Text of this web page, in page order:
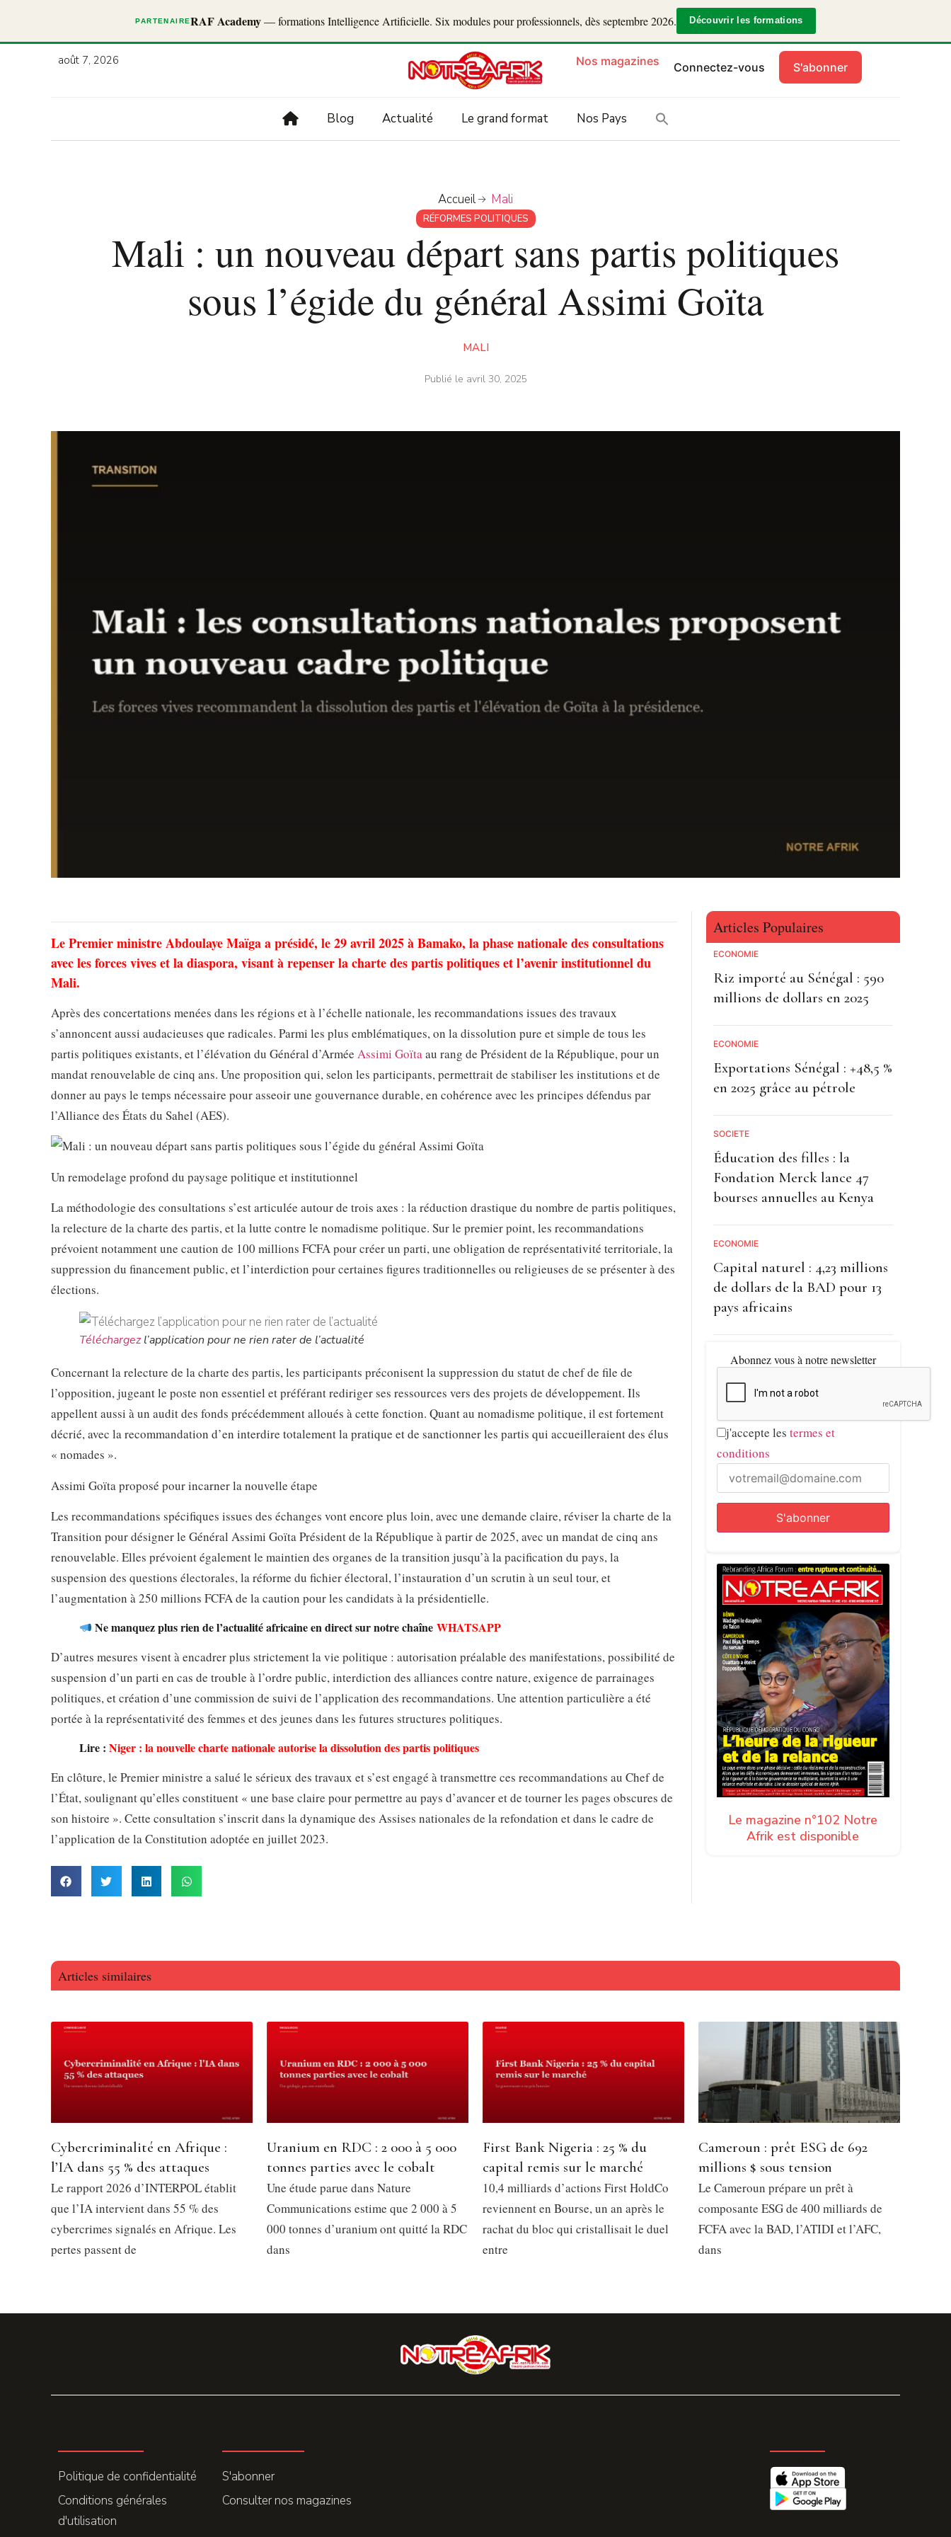
PARTENAIRERAF Academy— formations Intelligence Artificielle. Six modules pour professionnels, dès septembre 2026. Découvrir les formations
août 7, 2026 Nos magazines Connectez-vous S'abonner
Blog Actualité Le grand format Nos Pays
Accueil Mali
RÉFORMES POLITIQUES
Mali : un nouveau départ sans partis politiques
sous l’égide du général Assimi Goïta
MALI
Publié le avril 30, 2025
Le Premier ministre Abdoulaye Maïga a présidé, le 29 avril 2025 à Bamako, la phase nationale des consultations
avec les forces vives et la diaspora, visant à repenser la charte des partis politiques et l’avenir institutionnel du
Mali.
Après des concertations menées dans les régions et à l’échelle nationale, les recommandations issues des travaux
s’annoncent aussi audacieuses que radicales. Parmi les plus emblématiques, on la dissolution pure et simple de tous les
partis politiques existants, et l’élévation du Général d’Armée Assimi Goïtaau rang de Président de la République, pour un
mandat renouvelable de cinq ans. Une proposition qui, selon les participants, permettrait de stabiliser les institutions et de
donner au pays le temps nécessaire pour asseoir une gouvernance durable, en cohérence avec les principes défendus par
l’Alliance des États du Sahel (AES).
Un remodelage profond du paysage politique et institutionnel
La méthodologie des consultations s’est articulée autour de trois axes : la réduction drastique du nombre de partis politiques,
la relecture de la charte des partis, et la lutte contre le nomadisme politique. Sur le premier point, les recommandations
prévoient notamment une caution de 100 millions FCFA pour créer un parti, une obligation de représentativité territoriale, la
suppression du financement public, et l’interdiction pour certaines figures traditionnelles ou religieuses de se présenter à des
élections.
Téléchargezl’application pour ne rien rater de l’actualité
Concernant la relecture de la charte des partis, les participants préconisent la suppression du statut de chef de file de
l’opposition, jugeant le poste non essentiel et préférant rediriger ses ressources vers des projets de développement. Ils
appellent aussi à un audit des fonds précédemment alloués à cette fonction. Quant au nomadisme politique, il est fortement
décrié, avec la recommandation d’en interdire totalement la pratique et de sanctionner les partis qui accueilleraient des élus
« nomades ».
Assimi Goïta proposé pour incarner la nouvelle étape
Les recommandations spécifiques issues des échanges vont encore plus loin, avec une demande claire, réviser la charte de la
Transition pour désigner le Général Assimi Goïta Président de la République à partir de 2025, avec un mandat de cinq ans
renouvelable. Elles prévoient également le maintien des organes de la transition jusqu’à la pacification du pays, la
suspension des questions électorales, la réforme du fichier électoral, l’instauration d’un scrutin à un seul tour, et
l’augmentation à 250 millions FCFA de la caution pour les candidats à la présidentielle.
Ne manquez plus rien de l’actualité africaine en direct sur notre chaîneWHATSAPP
D’autres mesures visent à encadrer plus strictement la vie politique : autorisation préalable des manifestations, possibilité de
suspension d’un parti en cas de trouble à l’ordre public, interdiction des alliances contre nature, exigence de parrainages
politiques, et création d’une commission de suivi de l’application des recommandations. Une attention particulière a été
portée à la représentativité des femmes et des jeunes dans les futures structures politiques.
Lire : Niger : la nouvelle charte nationale autorise la dissolution des partis politiques
En clôture, le Premier ministre a salué le sérieux des travaux et s’est engagé à transmettre ces recommandations au Chef de
l’État, soulignant qu’elles constituent « une base claire pour permettre au pays d’avancer et de tourner les pages obscures de
son histoire ». Cette consultation s’inscrit dans la dynamique des Assises nationales de la refondation et dans le cadre de
l’application de la Constitution adoptée en juillet 2023.
Articles Populaires
ECONOMIE
Riz importé au Sénégal : 590
millions de dollars en 2025
ECONOMIE
Exportations Sénégal : +48,5 %
en 2025 grâce au pétrole
SOCIETE
Éducation des filles : la
Fondation Merck lance 47
bourses annuelles au Kenya
ECONOMIE
Capital naturel : 4,23 millions
de dollars de la BAD pour 13
pays africains
Abonnez vous à notre newsletter
j'accepte les termes et
conditions
Le magazine n°102 Notre
Afrik est disponible
Articles similaires
Cybercriminalité en Afrique :
l’IA dans 55 % des attaques
Le rapport 2026 d’INTERPOL établit
que l’IA intervient dans 55 % des
cybercrimes signalés en Afrique. Les
pertes passent de
Uranium en RDC : 2 000 à 5 000
tonnes parties avec le cobalt
Une étude parue dans Nature
Communications estime que 2 000 à 5
000 tonnes d’uranium ont quitté la RDC
dans
First Bank Nigeria : 25 % du
capital remis sur le marché
10,4 milliards d’actions First HoldCo
reviennent en Bourse, un an après le
rachat du bloc qui cristallisait le duel
entre
Cameroun : prêt ESG de 692
millions $ sous tension
Le Cameroun prépare un prêt à
composante ESG de 400 milliards de
FCFA avec la BAD, l’ATIDI et l’AFC,
dans
Politique de confidentialité
Conditions générales
d'utilisation
S'abonner
Consulter nos magazines